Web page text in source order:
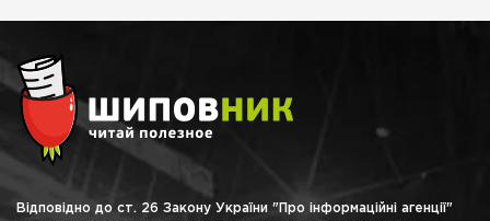
Відповідно до ст. 26 Закону України "Про інформаційні агенції"